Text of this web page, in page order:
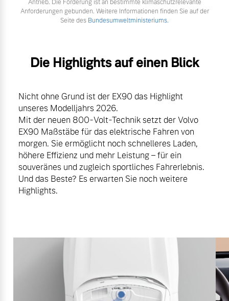
Antrieb. Die Förderung ist an bestimmte klimaschutzrelevante
Anforderungen gebunden. Weitere Informationen finden Sie auf der
Seite des Bundesumweltministeriums.
Die Highlights auf einen Blick
Nicht ohne Grund ist der EX90 das Highlight
unseres Modelljahrs 2026.
Mit der neuen 800-Volt-Technik setzt der Volvo
EX90 Maßstäbe für das elektrische Fahren von
morgen. Sie ermöglicht noch schnelleres Laden,
höhere Effizienz und mehr Leistung – für ein
souveränes und zugleich sportliches Fahrerlebnis.
Und das Beste? Es erwarten Sie noch weitere
Highlights.